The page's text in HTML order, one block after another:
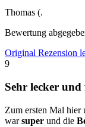
Thomas (.
Bewertung
Original Rezension
9
Sehr lecker
Zum ersten Mal hier
warsuper und die